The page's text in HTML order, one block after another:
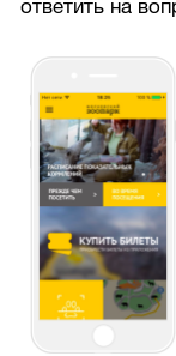
ответить на